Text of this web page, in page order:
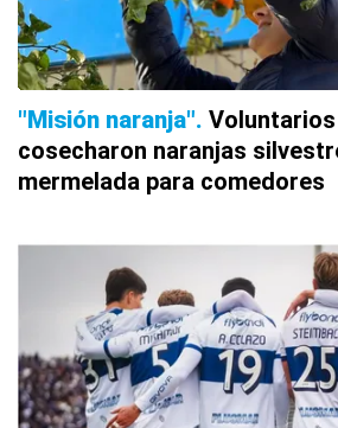
"Misión naranja"
cosecharon naranjas
mermelada para comedores